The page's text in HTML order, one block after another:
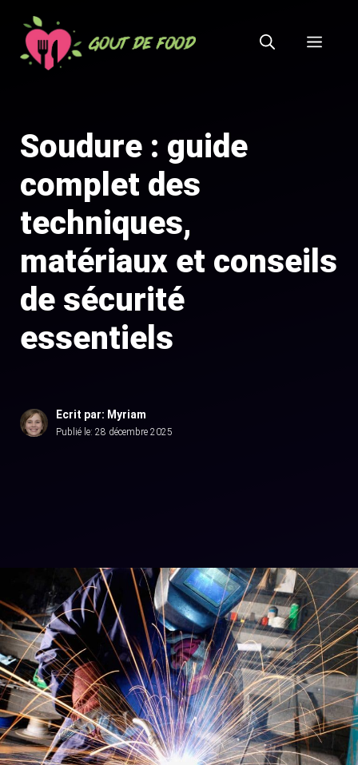
contenu
Soudure : guide
complet des
techniques,
matériaux et conseils
de sécurité
essentiels
Ecrit par: Myriam
Publié le: 28 décembre 2025